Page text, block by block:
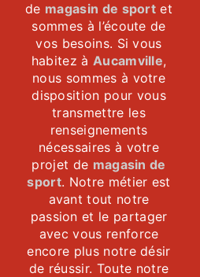
de magasin de sport et
sommes à l’écoute de
vos besoins. Si vous
habitez à Aucamville,
nous sommes à votre
disposition pour vous
transmettre les
renseignements
nécessaires à votre
projet de magasin de
sport. Notre métier est
avant tout notre
passion et le partager
avec vous renforce
encore plus notre désir
de réussir. Toute notre